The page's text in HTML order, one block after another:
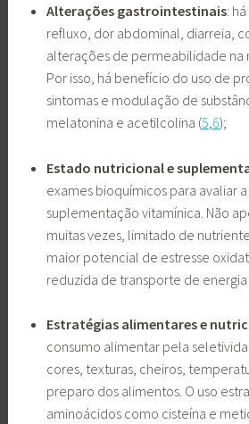
Alterações gastrointestinais:
refluxo, dor abdominal, diarreia,
alterações de permeabilidade na
Por isso, há benefício do uso de
sintomas e modulação de
melatonina e acetilcolina (5 6);
Estado nutricional e
exames bioquímicos para avaliar
suplementação vitamínica. Não
muitas vezes, limitado de
maior potencial de estresse
reduzida de transporte de energia
Estratégias alimentares e
consumo alimentar pela
cores, texturas, cheiros,
preparo dos alimentos. O uso
aminoácidos como cisteína e